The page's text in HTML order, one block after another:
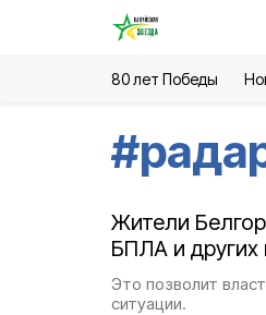
80 лет Победы
#
Жители
БПЛА и
Это позволит
ситуации.